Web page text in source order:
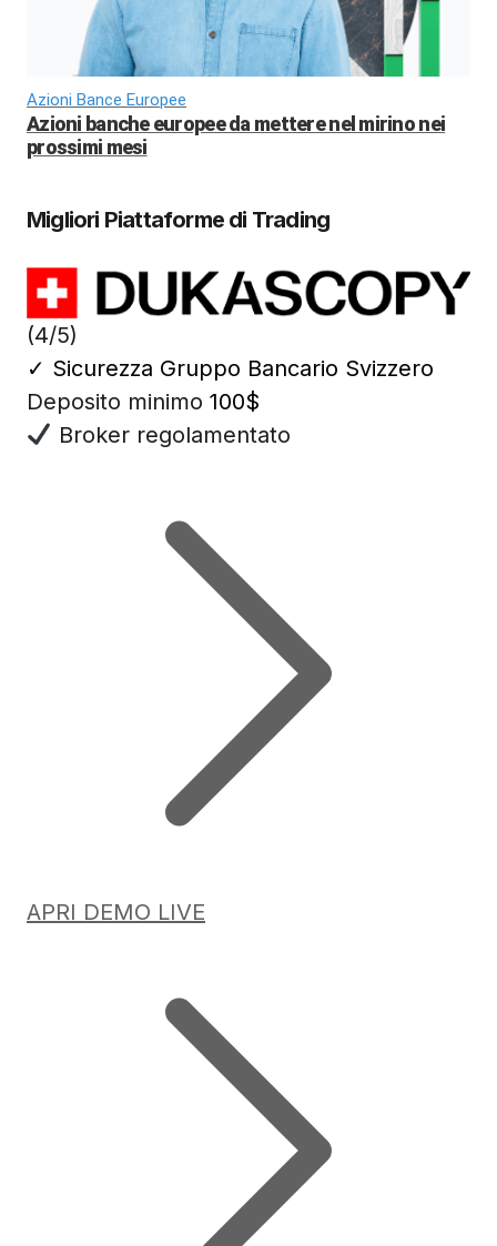
Azioni Bance Europee
Azioni banche europee da mettere nel mirino nei
prossimi mesi
Migliori Piattaforme di Trading
(4/5)
✓ Sicurezza Gruppo Bancario Svizzero
Deposito minimo 100$
Broker regolamentato
APRI DEMO LIVE